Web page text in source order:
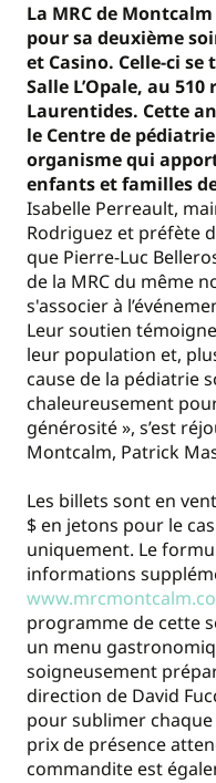
La MRC de
pour sa deuxième
et Casino. Celle-ci
Salle L’Opale, au
Laurentides. Cette
le Centre de
organisme qui
enfants et familles
Isabelle Perreault,
Rodriguez et préfète
que Pierre-Luc
de la MRC du même
s'associer à
Leur soutien
leur population et,
cause de la pédiatrie
chaleureusement
générosité », s’est
Montcalm, Patrick
Les billets sont en
$ en jetons pour le
uniquement. Le
informations
programme de cette
un menu
soigneusement
direction de David
pour sublimer
prix de présence
commandite est